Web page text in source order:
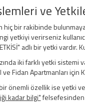
ve
hiç bir rakibinde
yetkiyi verirseniz
adlı bir yetki
iki farklı yetki sistemi
Fidan Apartmanları
önemli özellik ise yetki
kadar bilgi"felsefesinden